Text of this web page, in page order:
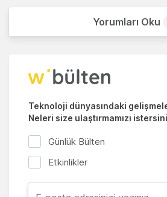
Yorumları Oku
Teknoloji dünyasındaki
Neleri size ulaştırmamızı
Günlük Bülten
Etkinlikler